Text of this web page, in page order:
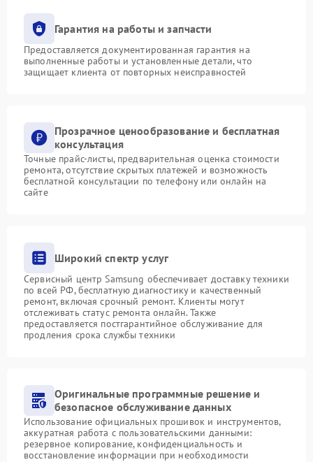
Гарантия на работы и запчасти
Предоставляется документированная гарантия на
выполненные работы и установленные детали, что
защищает клиента от повторных неисправностей
Прозрачное ценообразование и бесплатная
консультация
Точные прайс-листы, предварительная оценка стоимости
ремонта, отсутствие скрытых платежей и возможность
бесплатной консультации по телефону или онлайн на
сайте
Широкий спектр услуг
Сервисный центр Samsung обеспечивает доставку техники
по всей РФ, бесплатную диагностику и качественный
ремонт, включая срочный ремонт. Клиенты могут
отслеживать статус ремонта онлайн. Также
предоставляется постгарантийное обслуживание для
продления срока службы техники
Оригинальные программные решение и
безопасное обслуживание данных
Использование официальных прошивок и инструментов,
аккуратная работа с пользовательскими данными:
резервное копирование, конфиденциальность и
восстановление информации при необходимости